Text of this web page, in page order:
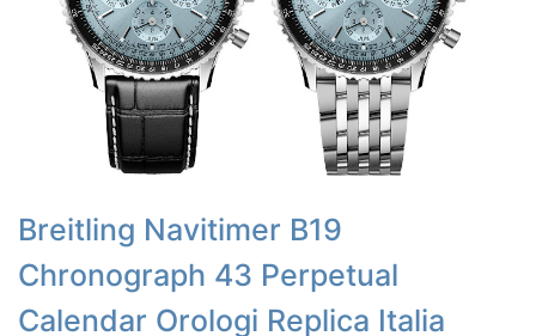
Breitling Navitimer B19
Chronograph 43 Perpetual
Calendar Orologi Replica Italia